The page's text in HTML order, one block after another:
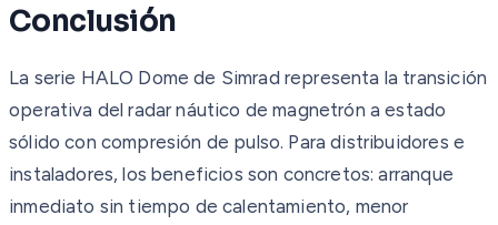
Conclusión
La serie HALO Dome de Simrad representa la transición
operativa del radar náutico de magnetrón a estado
sólido con compresión de pulso. Para distribuidores e
instaladores, los beneficios son concretos: arranque
inmediato sin tiempo de calentamiento, menor